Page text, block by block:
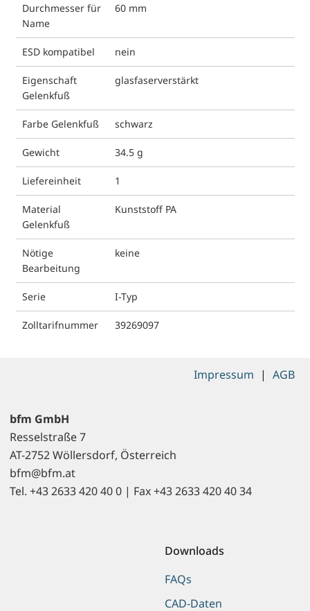
Durchmesser für
Name
60 mm
ESD kompatibel nein
Eigenschaft
Gelenkfuß
glasfaserverstärkt
Farbe Gelenkfuß schwarz
Gewicht 34.5 g
Liefereinheit 1
Material
Gelenkfuß
Kunststoff PA
Nötige
Bearbeitung
keine
Serie I-Typ
Zolltarifnummer 39269097
bfm GmbH
Resselstraße 7
AT-2752 Wöllersdorf, Österreich
bfm@bfm.at
Tel. +43 2633 420 40 0 | Fax +43 2633 420 40 34
Downloads
FAQs
CAD-Daten
Impressum | AGB